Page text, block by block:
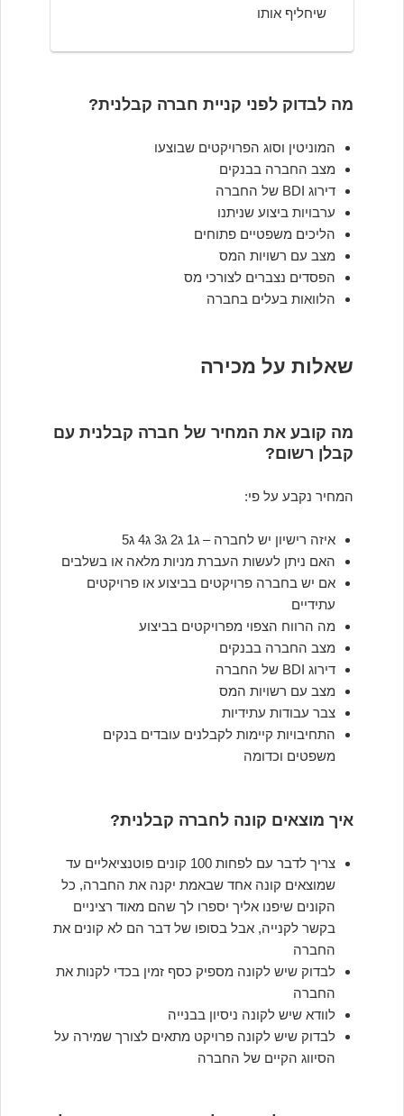
שיחליף אותו
מה לבדוק לפני קניית חברה קבלנית?
המוניטין וסוג הפרויקטים שבוצעו
מצב החברה בבנקים
דירוג BDI של החברה
ערבויות ביצוע שניתנו
הליכים משפטיים פתוחים
מצב עם רשויות המס
הפסדים נצברים לצורכי מס
הלוואות בעלים בחברה
שאלות על מכירה
מה קובע את המחיר של חברה קבלנית עם
קבלן רשום?
המחיר נקבע על פי:
איזה רישיון יש לחברה – ג1 ג2 ג3 ג4 ג5
האם ניתן לעשות העברת מניות מלאה או בשלבים
אם יש בחברה פרויקטים בביצוע או פרויקטים
עתידיים
מה הרווח הצפוי מפרויקטים בביצוע
מצב החברה בבנקים
דירוג BDI של החברה
מצב עם רשויות המס
צבר עבודות עתידיות
התחיבויות קיימות לקבלנים עובדים בנקים
משפטים וכדומה
איך מוצאים קונה לחברה קבלנית?
צריך לדבר עם לפחות 100 קונים פוטנציאליים עד
שמוצאים קונה אחד שבאמת יקנה את החברה, כל
הקונים שיפנו אליך יספרו לך שהם מאוד רציניים
בקשר לקנייה, אבל בסופו של דבר הם לא קונים את
החברה
לבדוק שיש לקונה מספיק כסף זמין בכדי לקנות את
החברה
לוודא שיש לקונה ניסיון בבנייה
לבדוק שיש לקונה פרויקט מתאים לצורך שמירה על
הסיווג הקיים של החברה